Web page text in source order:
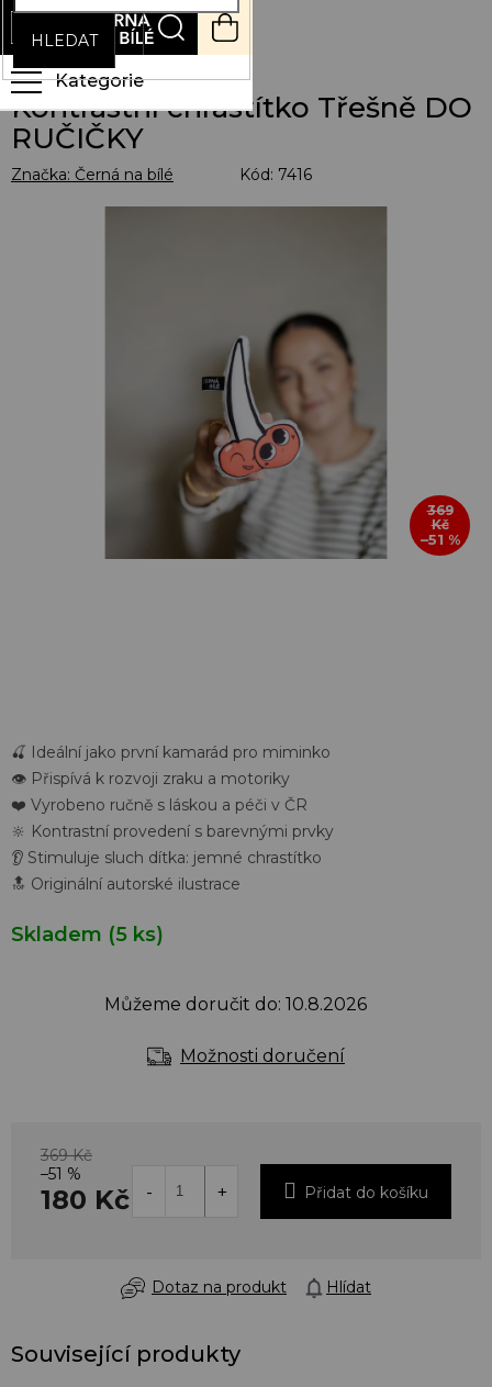
Přejít
obsah
HLEDAT
NÁKUPNÍ
KOŠÍK
Kontrastní chrastítko Třešně DO
RUČIČKY
Kód: 7416
Značka: Černá na bílé
369
Kč
–51 %
Skladem (5 ks)
Můžeme doručit do: 10.8.2026
Možnosti doručení
🍒 Ideální jako první kamarád pro miminko
👁️ Přispívá k rozvoji zraku a motoriky
❤️ Vyrobeno ručně s láskou a péči v ČR
🔆 Kontrastní provedení s barevnými prvky
👂 Stimuluje sluch dítka: jemné chrastítko
🔝 Originální autorské ilustrace
369 Kč
–51 %
180 Kč Přidat do košíku
Dotaz na produkt Hlídat
Související produkty